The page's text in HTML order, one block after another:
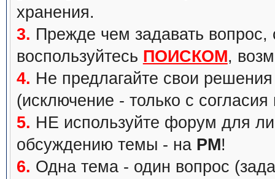
хранения.
3. Прежде чем задавать вопрос,
воспользуйтесь ПОИСКОМ,
4. Не предлагайте свои
(исключение - только с
5. НЕ используйте форум для
обсуждению темы - на PM!
6. Одна тема - один вопрос